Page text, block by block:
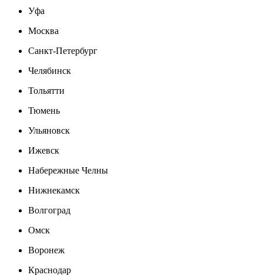
Уфа
Москва
Санкт-Петербург
Челябинск
Тольятти
Тюмень
Ульяновск
Ижевск
Набережные Челны
Нижнекамск
Волгоград
Омск
Воронеж
Краснодар